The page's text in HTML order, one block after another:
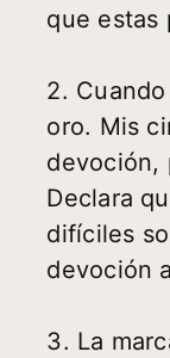
que estas
2.
oro. Mis
devoción,
Declara
difíciles
devoción
3. La